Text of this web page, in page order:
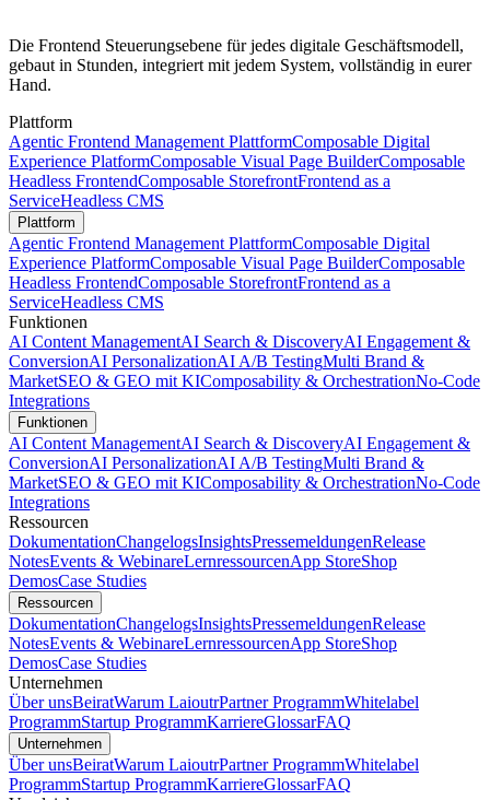
Die Frontend Steuerungsebene für jedes digitale Geschäftsmodell,
gebaut in Stunden, integriert mit jedem System, vollständig in eurer
Hand.
Plattform
Agentic Frontend Management PlattformComposable Digital
Experience PlatformComposable Visual Page BuilderComposable
Headless FrontendComposable StorefrontFrontend as a
ServiceHeadless CMS
Plattform
Agentic Frontend Management PlattformComposable Digital
Experience PlatformComposable Visual Page BuilderComposable
Headless FrontendComposable StorefrontFrontend as a
ServiceHeadless CMS
Funktionen
AI Content ManagementAI Search & DiscoveryAI Engagement &
ConversionAI PersonalizationAI A/B TestingMulti Brand &
MarketSEO & GEO mit KIComposability & OrchestrationNo-Code
Integrations
Funktionen
AI Content ManagementAI Search & DiscoveryAI Engagement &
ConversionAI PersonalizationAI A/B TestingMulti Brand &
MarketSEO & GEO mit KIComposability & OrchestrationNo-Code
Integrations
Ressourcen
DokumentationChangelogsInsightsPressemeldungenRelease
NotesEvents & WebinareLernressourcenApp StoreShop
DemosCase Studies
Ressourcen
DokumentationChangelogsInsightsPressemeldungenRelease
NotesEvents & WebinareLernressourcenApp StoreShop
DemosCase Studies
Unternehmen
Über unsBeiratWarum LaioutrPartner ProgrammWhitelabel
ProgrammStartup ProgrammKarriereGlossarFAQ
Unternehmen
Über unsBeiratWarum LaioutrPartner ProgrammWhitelabel
ProgrammStartup ProgrammKarriereGlossarFAQ